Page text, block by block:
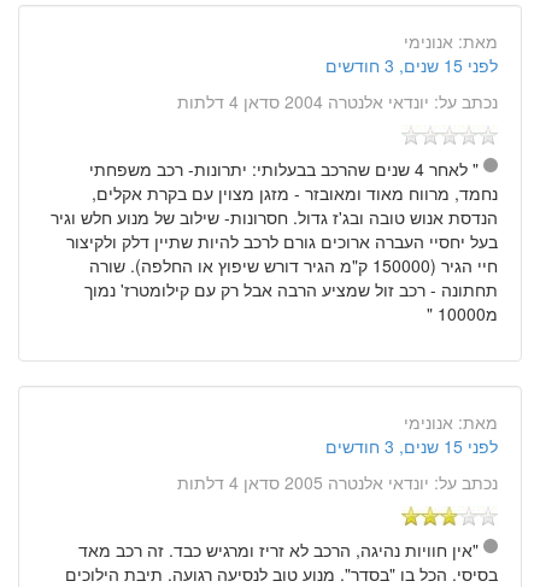
מאת: אנונימי
לפני 15 שנים, 3 חודשים
נכתב על: יונדאי אלנטרה 2004 סדאן 4 דלתות
" לאחר 4 שנים שהרכב בבעלותי: יתרונות- רכב משפחתי
נחמד, מרווח מאוד ומאובזר - מזגן מצוין עם בקרת אקלים,
הנדסת אנוש טובה ובג'ז גדול. חסרונות- שילוב של מנוע חלש וגיר
בעל יחסיי העברה ארוכים גורם לרכב להיות שתיין דלק ולקיצור
חיי הגיר (150000 ק"מ הגיר דורש שיפוץ או החלפה). שורה
תחתונה - רכב זול שמציע הרבה אבל רק עם קילומטרז' נמוך
מ10000 "
מאת: אנונימי
לפני 15 שנים, 3 חודשים
נכתב על: יונדאי אלנטרה 2005 סדאן 4 דלתות
"אין חוויות נהיגה, הרכב לא זריז ומרגיש כבד. זה רכב מאד
בסיסי. הכל בו "בסדר". מנוע טוב לנסיעה רגועה. תיבת הילוכים